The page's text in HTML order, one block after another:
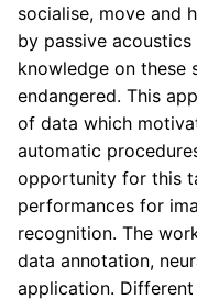
socialise, move and
by passive
knowledge on these
endangered. This
of data which
automatic
opportunity for this
performances for
recognition. The
data annotation,
application.